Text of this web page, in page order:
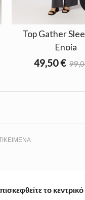
Top Gather
Enoia
49,50 €
το